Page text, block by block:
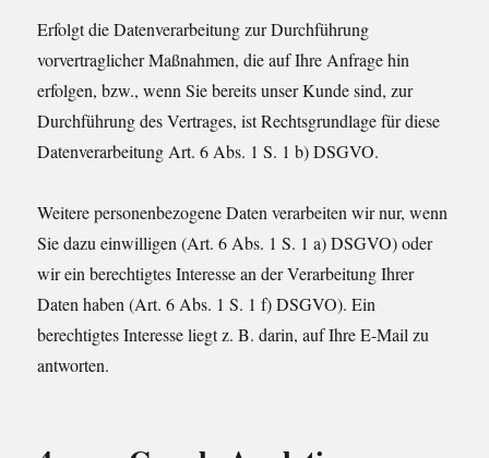
Erfolgt die Datenverarbeitung zur Durchführung
vorvertraglicher Maßnahmen, die auf Ihre Anfrage hin
erfolgen, bzw., wenn Sie bereits unser Kunde sind, zur
Durchführung des Vertrages, ist Rechtsgrundlage für diese
Datenverarbeitung Art. 6 Abs. 1 S. 1 b) DSGVO.
Weitere personenbezogene Daten verarbeiten wir nur, wenn
Sie dazu einwilligen (Art. 6 Abs. 1 S. 1 a) DSGVO) oder
wir ein berechtigtes Interesse an der Verarbeitung Ihrer
Daten haben (Art. 6 Abs. 1 S. 1 f) DSGVO). Ein
berechtigtes Interesse liegt z. B. darin, auf Ihre E-Mail zu
antworten.